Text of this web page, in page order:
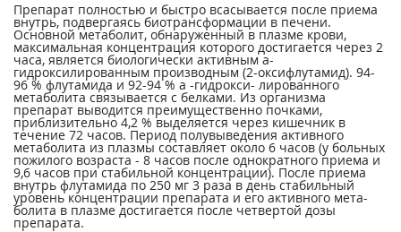
Препарат полностью и быстро вса­сывается после приема
внутрь, под­вергаясь биотрансформации в печени.
Основной метаболит, обнаруженный в плазме крови,
максимальная концен­трация которого достигается через 2
часа, является биологически актив­ным а-
гидроксилированным произ­водным (2-оксифлутамид). 94-
96 % флутамида и 92-94 % а -гидрокси- лированного
метаболита связывается с белками. Из организма
препарат выводится преимущественно почка­ми,
приблизительно 4,2 % выделяется через кишечник в
течение 72 часов. Период полувыведения активного
метаболита из плазмы составляет около 6 часов (у больных
пожилого возраста - 8 часов после однократ­ного приема и
9,6 часов при стабиль­ной концентрации). После приема
внутрь флутамида по 250 мг 3 раза в день стабильный
уровень концентрации препарата и его активного мета­
болита в плазме достигается после четвертой дозы
препарата.